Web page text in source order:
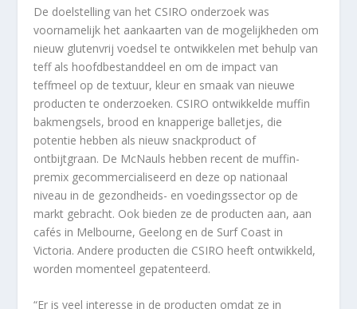
De doelstelling van het CSIRO onderzoek was
voornamelijk het aankaarten van de mogelijkheden om ​​
nieuw glutenvrij voedsel te ontwikkelen met behulp van
teff als hoofdbestanddeel en om de impact van
teffmeel op de textuur, kleur en smaak van nieuwe
producten te onderzoeken. CSIRO ontwikkelde muffin
bakmengsels, brood en knapperige balletjes, die
potentie hebben als nieuw snackproduct of
ontbijtgraan. De McNauls hebben recent de muffin-
premix gecommercialiseerd en deze op nationaal
niveau in de gezondheids- en voedingssector op de
markt gebracht. Ook bieden ze de producten aan, aan
cafés in Melbourne, Geelong en de Surf Coast in
Victoria. Andere producten die CSIRO heeft ontwikkeld,
worden momenteel gepatenteerd.
“Er is veel interesse in de producten omdat ze in